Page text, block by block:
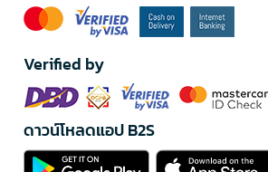
Verified by
ดาวน์โหลดแอป B2S